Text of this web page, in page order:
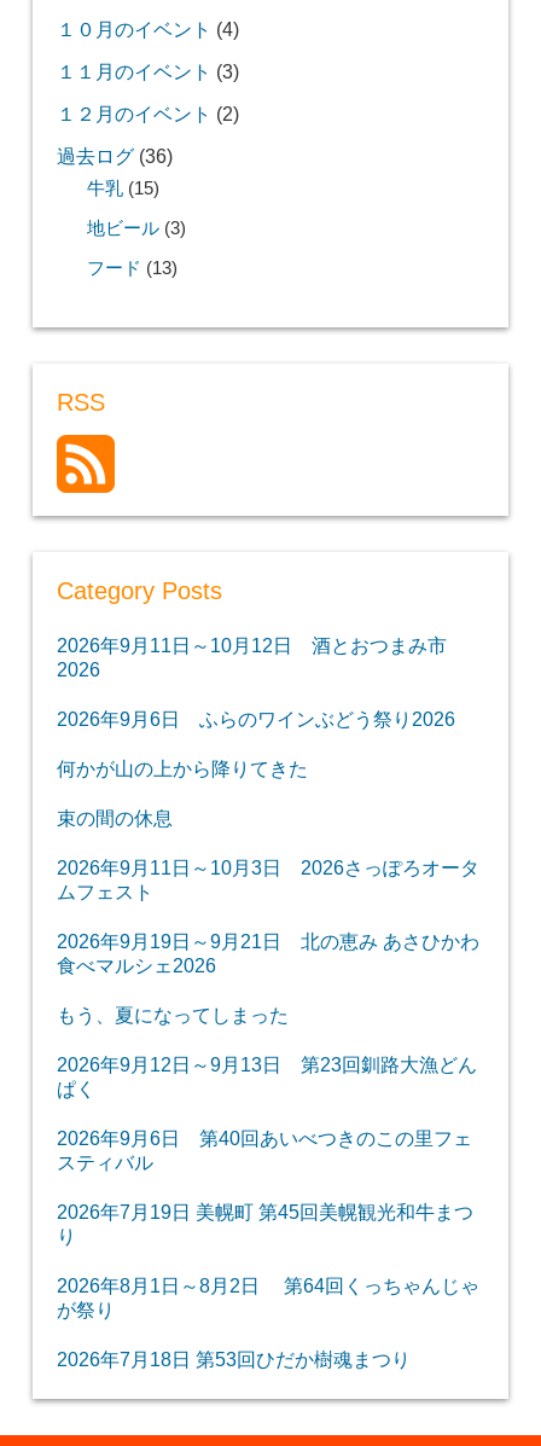
１０月のイベント (4)
１１月のイベント (3)
１２月のイベント (2)
過去ログ(36)
牛乳(15)
地ビール(3)
フード (13)
RSS
Category Posts
2026年9月11日～10月12日 酒とおつまみ市
2026
2026年9月6日 ふらのワインぶどう祭り2026
何かが山の上から降りてきた
束の間の休息
2026年9月11日～10月3日 2026さっぽろオータ
ムフェスト
2026年9月19日～9月21日 北の恵み あさひかわ
食べマルシェ2026
もう、夏になってしまった
2026年9月12日～9月13日 第23回釧路大漁どん
ぱく
2026年9月6日 第40回あいべつきのこの里フェ
スティバル
2026年7月19日 美幌町 第45回美幌観光和牛まつ
り
2026年8月1日～8月2日 第64回くっちゃんじゃ
が祭り
2026年7月18日 第53回ひだか樹魂まつり